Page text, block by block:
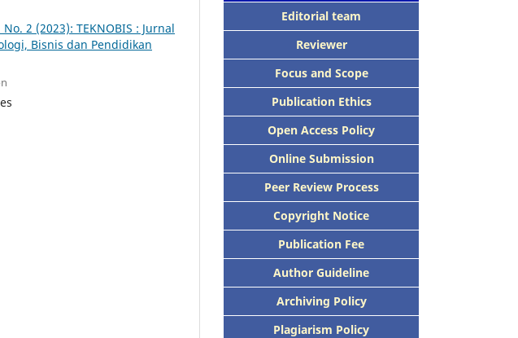
No. 2 (2023): TEKNOBIS : Jurnal
Bisnis dan Pendidikan
Editorial team
Reviewer
Focus and Scope
Publication Ethics
Open Access Policy
Online Submission
Peer Review Process
Copyright Notice
Publication Fee
Author Guideline
Archiving Policy
Plagiarism Policy